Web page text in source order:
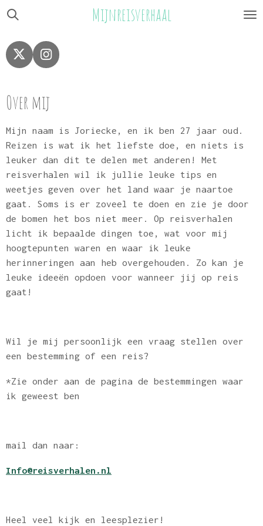
Ga
naar
de
hoofdinhoud
Mijnreisverhaal
X
I
n
t
a
r
a
Over mij
Mijn naam is Joriecke, en ik ben 27 jaar oud.
Reizen is wat ik het liefste doe, en niets is
leuker dan dit te delen met anderen! Met
reisverhalen wil ik jullie leuke tips en
weetjes geven over het land waar je naartoe
gaat. Soms is er zoveel te doen en zie je door
de bomen het bos niet meer. Op reisverhalen
licht ik bepaalde dingen toe, wat voor mij
hoogtepunten waren en waar ik leuke
herinneringen aan heb overgehouden. Zo kan je
leuke ideeën opdoen voor wanneer jij op reis
gaat!
Wil je mij persoonlijk een vraag stellen over
een bestemming of een reis?
*Zie onder aan de pagina de bestemmingen waar
ik geweest ben
mail dan naar:
Info@reisverhalen.nl
Heel veel kijk en leesplezier!